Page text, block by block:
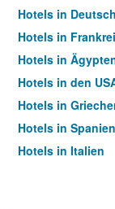
Hotels in
Hotels in
Hotels in
Hotels in den
Hotels in
Hotels in Spanien
Hotels in Italien